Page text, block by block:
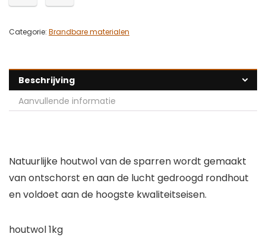
Categorie: Brandbare materialen
Beschrijving
Aanvullende informatie
Natuurlijke houtwol van de sparren wordt gemaakt
van ontschorst en aan de lucht gedroogd rondhout
en voldoet aan de hoogste kwaliteitseisen.
houtwol 1kg